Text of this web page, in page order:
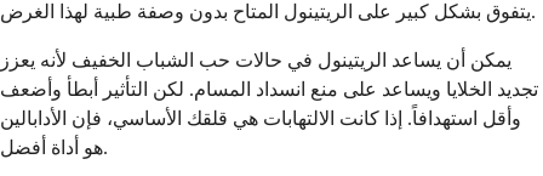
يتفوق بشكل كبير على الريتينول المتاح بدون وصفة طبية لهذا الغرض.
يمكن أن يساعد الريتينول في حالات حب الشباب الخفيف لأنه يعزز
تجديد الخلايا ويساعد على منع انسداد المسام. لكن التأثير أبطأ وأضعف
وأقل استهدافاً. إذا كانت الالتهابات هي قلقك الأساسي، فإن الأدابالين
هو أداة أفضل.